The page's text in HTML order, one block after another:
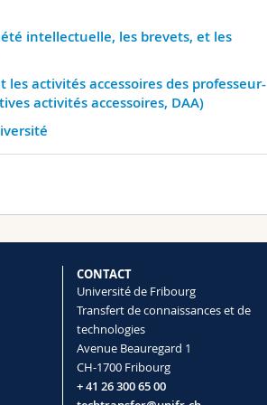
intellectuelle, les brevets, et les
activités accessoires des professeur-
activités accessoires, DAA)
CONTACT
Université de Fribourg
Transfert de connaissances et de
technologies
Avenue Beauregard 1
CH-1700 Fribourg
+ 41 26 300 65 00